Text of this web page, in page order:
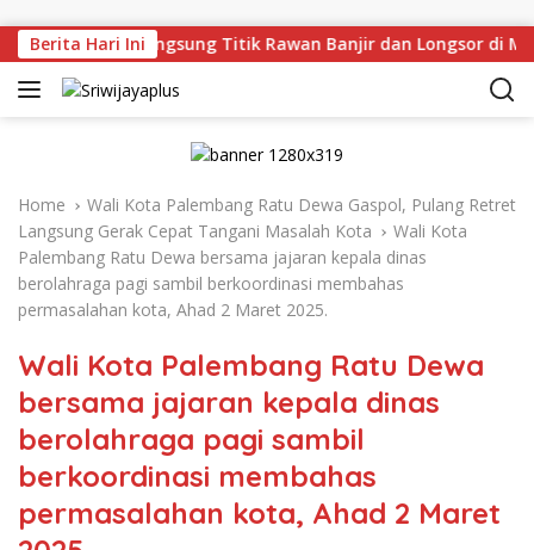
Berita Hari Ini
Deru Tinjau Langsung Titik Rawan Banjir dan Longsor di
Home
Wali Kota Palembang Ratu Dewa Gaspol, Pulang Retret
Langsung Gerak Cepat Tangani Masalah Kota
Wali Kota
Palembang Ratu Dewa bersama jajaran kepala dinas
berolahraga pagi sambil berkoordinasi membahas
permasalahan kota, Ahad 2 Maret 2025.
Wali Kota Palembang Ratu Dewa
bersama jajaran kepala dinas
berolahraga pagi sambil
berkoordinasi membahas
permasalahan kota, Ahad 2 Maret